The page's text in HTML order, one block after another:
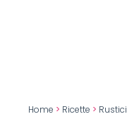
Home > Ricette > Rustici